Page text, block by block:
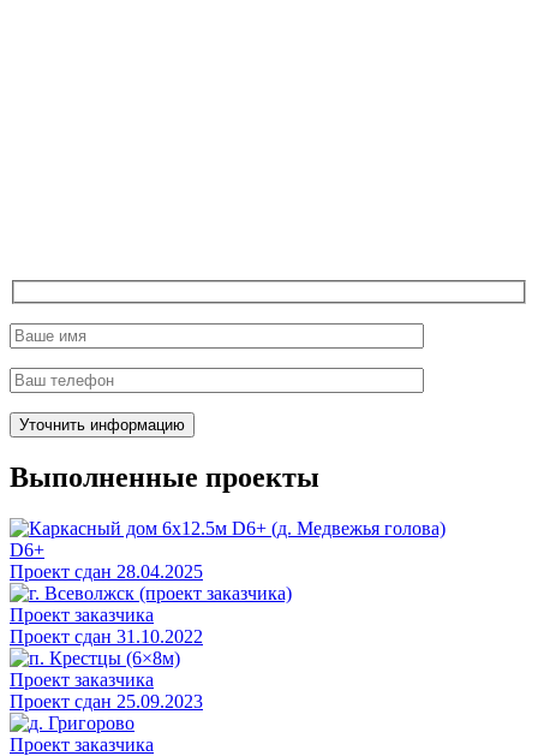
Выполненные проекты
D6+
Проект сдан 28.04.2025
Проект заказчика
Проект сдан 31.10.2022
Проект заказчика
Проект сдан 25.09.2023
Проект заказчика